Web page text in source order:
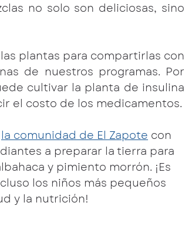
no solo son deliciosas, sino
plantas para compartirlas con
de nuestros programas. Por
cultivar la planta de insulina
el costo de los medicamentos.
la comunidad de El Zapote con
a preparar la tierra para
y pimiento morrón. ¡Es
los niños más pequeños
y la nutrición!